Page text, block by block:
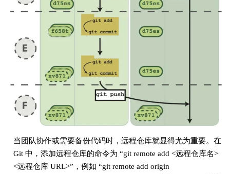
当团队协作或需要备份代码时，远程仓库就显得尤为重要。在
Git 中，添加远程仓库的命令为 “git remote add <远程仓库名>
<远程仓库 URL>”，例如 “git remote add origin